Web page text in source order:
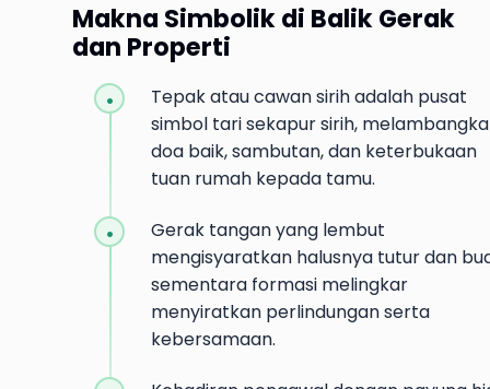
Makna Simbolik di Balik Gerak
dan Properti
Tepak atau cawan sirih adalah pusat
simbol tari sekapur sirih,
doa baik, sambutan, dan keterbukaan
tuan rumah kepada tamu.
Gerak tangan yang lembut
mengisyaratkan halusnya tutur dan
sementara formasi melingkar
menyiratkan perlindungan serta
kebersamaan.